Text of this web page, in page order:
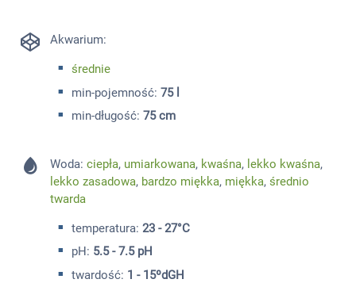
Akwarium:
średnie
min-pojemność: 75 l
min-długość: 75 cm
Woda:ciepła, umiarkowana, kwaśna, lekko kwaśna,
lekko zasadowa, bardzo miękka, miękka,średnio
twarda
temperatura: 23 - 27°C
pH: 5.5 - 7.5 pH
twardość: 1 - 15ºdGH